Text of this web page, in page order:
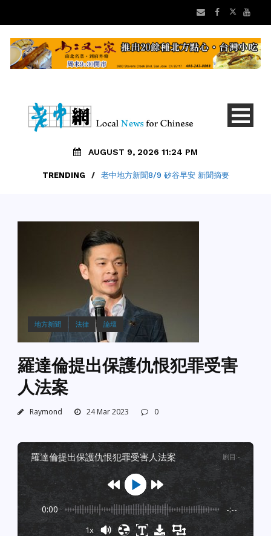
AUGUST 9, 2026 11:24 PM
TRENDING / 老中地方新聞8/9 矽谷早安 新聞摘要
地方新聞 法律 論壇
羅達倫提出保護仇恨犯罪受害
人法案
Raymond 24 Mar 2023 0
羅達倫提出保護仇恨犯罪受害人法案 剧目 :-
0:00 -:--
1x